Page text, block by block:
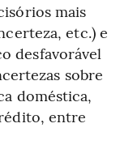
mais
etc.) e
desfavorável
sobre
doméstica,
entre